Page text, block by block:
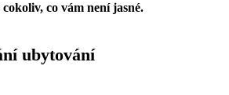
co vám není jasné.
ubytování